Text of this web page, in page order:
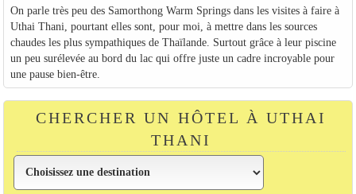
On parle très peu des Samorthong Warm Springs dans les visites à faire à
Uthai Thani, pourtant elles sont, pour moi, à mettre dans les sources
chaudes les plus sympathiques de Thaïlande. Surtout grâce à leur piscine
un peu surélevée au bord du lac qui offre juste un cadre incroyable pour
une pause bien-être.
CHERCHER UN HÔTEL À UTHAI
THANI